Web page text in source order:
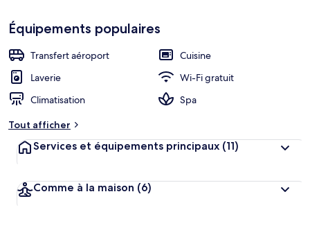
Équipements populaires
Transfert aéroport
Cuisine
Laverie
Wi-Fi gratuit
Climatisation
Spa
Tout afficher
Services et équipements principaux (11)
Comme à la maison (6)